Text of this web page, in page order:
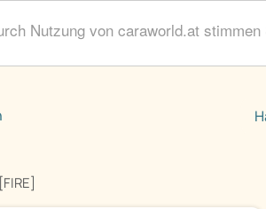
Nutzung von caraworld.at